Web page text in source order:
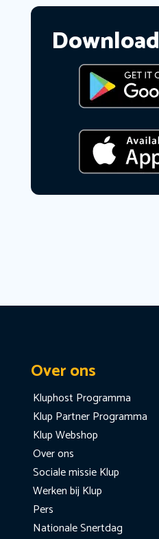
Download
Over ons
Kluphost Programma
Klup Partner Programma
Klup Webshop
Over ons
Sociale missie Klup
Werken bij Klup
Pers
Nationale Snertdag